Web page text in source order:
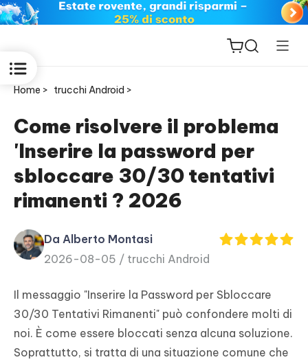
ReiBoot
for iOS
PDF
Editor
New
iAnyGo
Home > trucchi Android >
Come risolvere il problema
'Inserire la password per
sbloccare 30/30 tentativi
rimanenti ? 2026
Da Alberto Montasi
2026-08-05 / trucchi Android
Il messaggio "Inserire la Password per Sbloccare
30/30 Tentativi Rimanenti" può confondere molti di
noi. È come essere bloccati senza alcuna soluzione.
Soprattutto, si tratta di una situazione comune che